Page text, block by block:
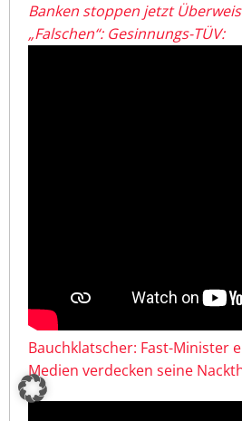
Banken stoppen jetzt
„Falschen“: Gesinnungs-TÜV:
Bauchklatscher: Fast-Minister
Medien verdecken seine